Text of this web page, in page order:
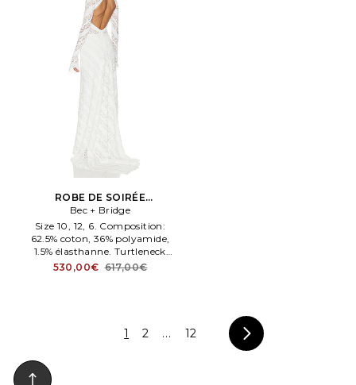
ROBE DE SOIRÉE
HENRIETTA en Blanc
Bec + Bridge
Size 10, 12, 6. Composition:
62.5% coton, 36% polyamide,
1.5% élasthanne. Turtleneck
styleng. BECA WD845. Lavage
530,00€ 617,00€
1 2 ... 12